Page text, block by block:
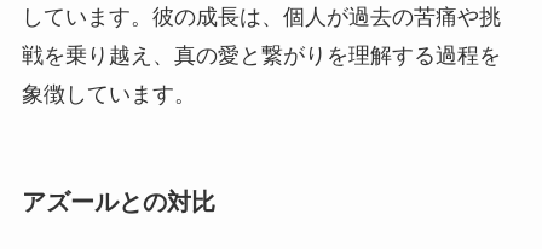
しています。彼の成長は、個人が過去の苦痛や挑
戦を乗り越え、真の愛と繋がりを理解する過程を
象徴しています。
アズールとの対比